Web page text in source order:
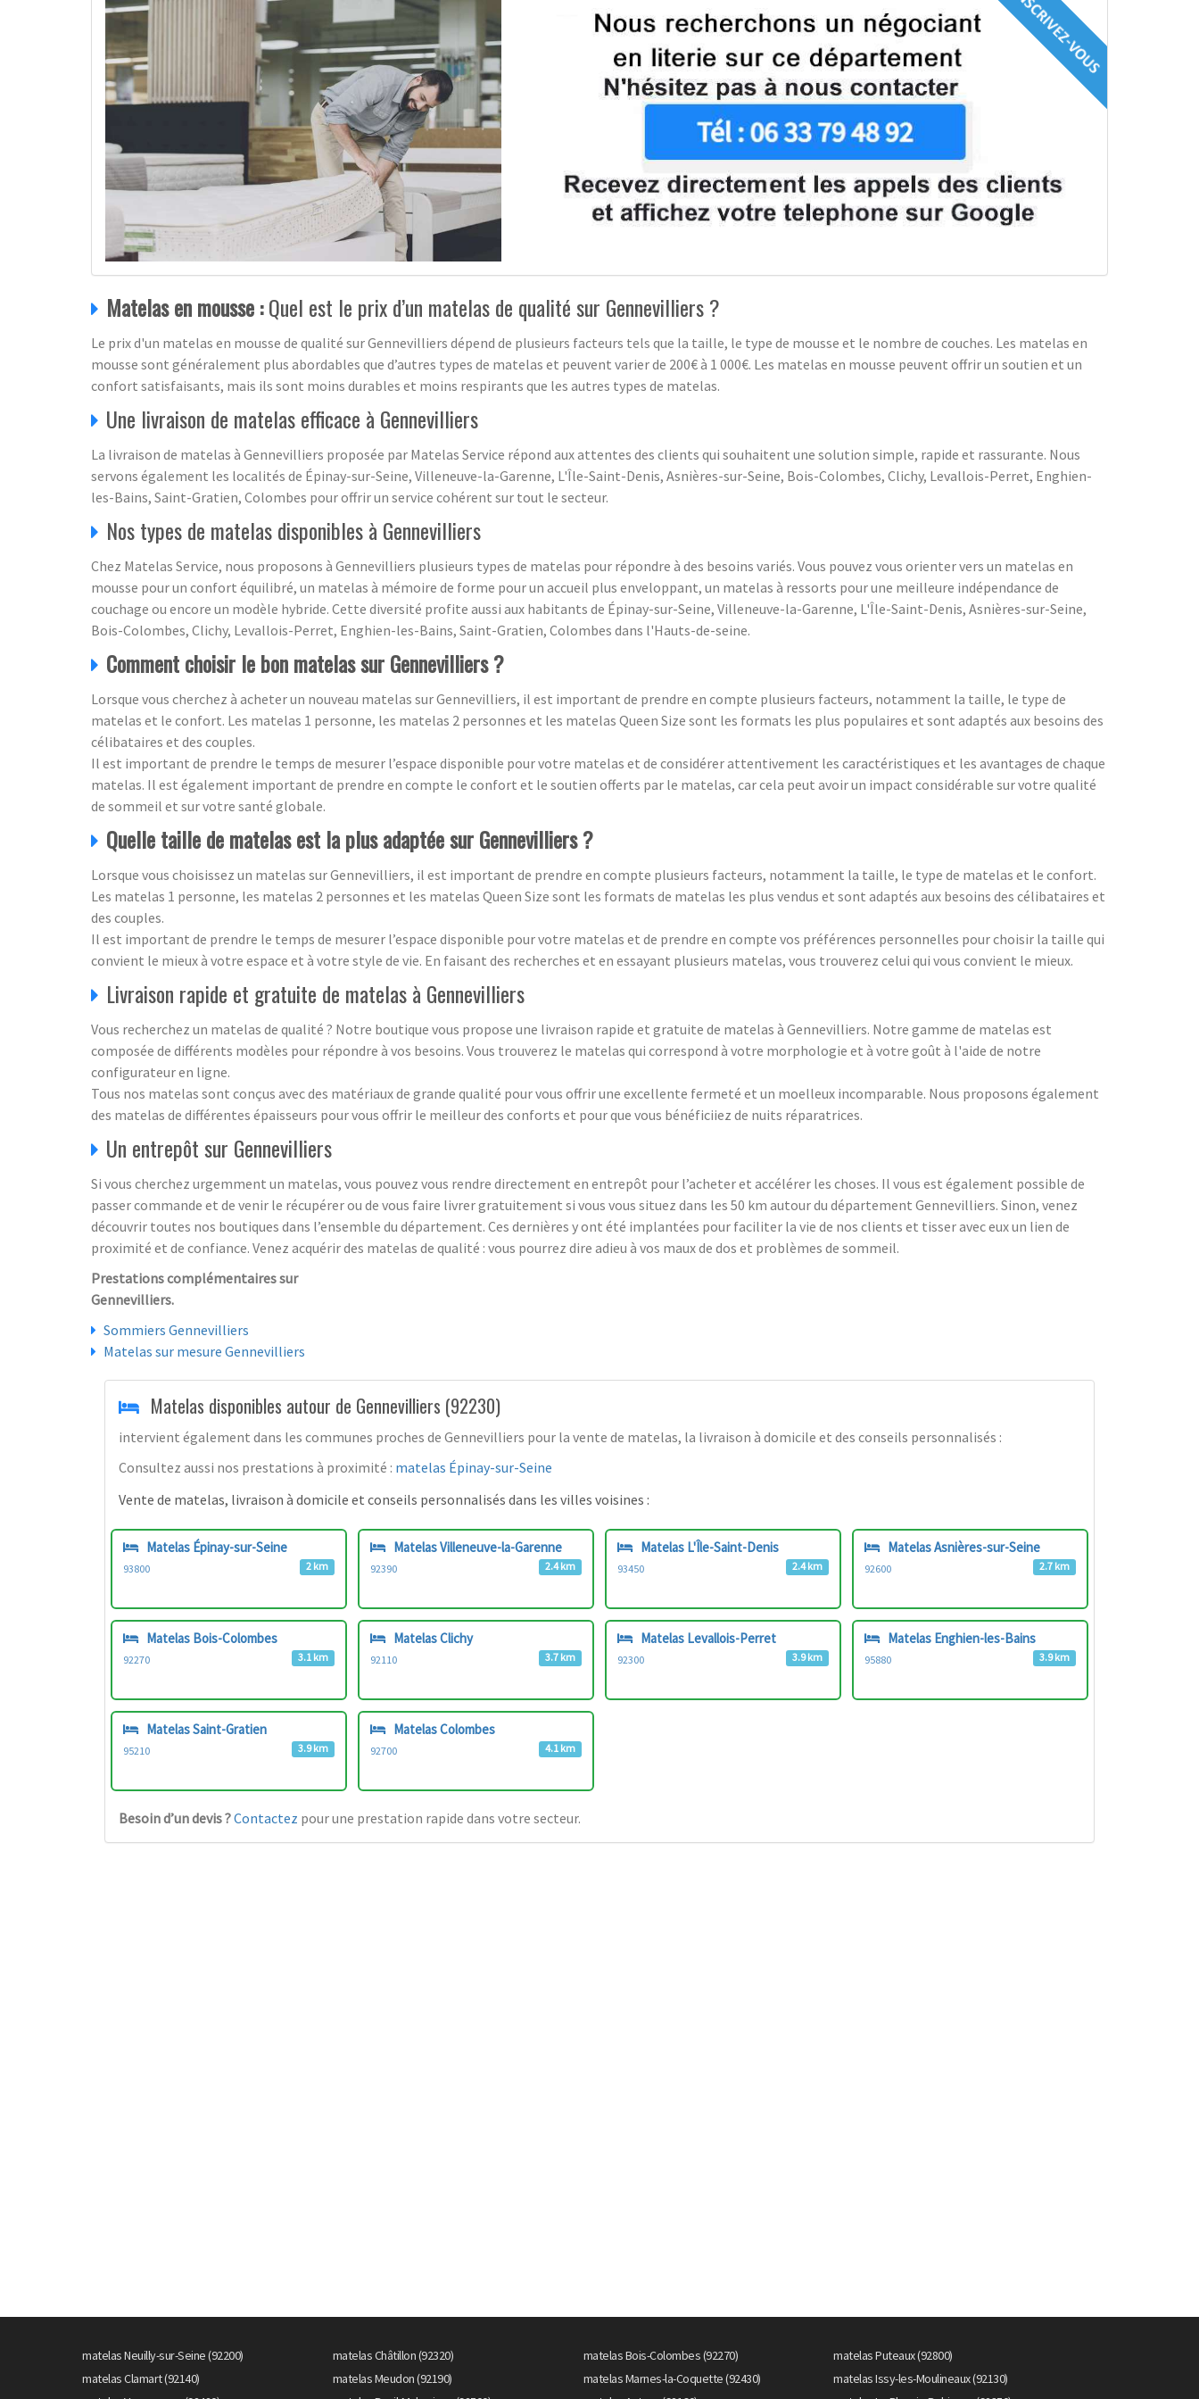
Matelas en mousse :Quel est le prix d’un matelas de qualité sur Gennevilliers ?
Le prix d'un matelas en mousse de qualité sur Gennevilliers dépend de plusieurs facteurs tels que la taille, le type de mousse et le nombre de couches. Les matelas en
mousse sont généralement plus abordables que d’autres types de matelas et peuvent varier de 200€ à 1 000€. Les matelas en mousse peuvent offrir un soutien et un
confort satisfaisants, mais ils sont moins durables et moins respirants que les autres types de matelas.
Une livraison de matelas efficace à Gennevilliers
La livraison de matelas à Gennevilliers proposée par Matelas Service répond aux attentes des clients qui souhaitent une solution simple, rapide et rassurante. Nous
servons également les localités de Épinay-sur-Seine, Villeneuve-la-Garenne, L'Île-Saint-Denis, Asnières-sur-Seine, Bois-Colombes, Clichy, Levallois-Perret, Enghien-
les-Bains, Saint-Gratien, Colombes pour offrir un service cohérent sur tout le secteur.
Nos types de matelas disponibles à Gennevilliers
Chez Matelas Service, nous proposons à Gennevilliers plusieurs types de matelas pour répondre à des besoins variés. Vous pouvez vous orienter vers un matelas en
mousse pour un confort équilibré, un matelas à mémoire de forme pour un accueil plus enveloppant, un matelas à ressorts pour une meilleure indépendance de
couchage ou encore un modèle hybride. Cette diversité profite aussi aux habitants de Épinay-sur-Seine, Villeneuve-la-Garenne, L'Île-Saint-Denis, Asnières-sur-Seine,
Bois-Colombes, Clichy, Levallois-Perret, Enghien-les-Bains, Saint-Gratien, Colombes dans l'Hauts-de-seine.
Comment choisir le bon matelas sur Gennevilliers ?
Lorsque vous cherchez à acheter un nouveau matelas sur Gennevilliers, il est important de prendre en compte plusieurs facteurs, notamment la taille, le type de
matelas et le confort. Les matelas 1 personne, les matelas 2 personnes et les matelas Queen Size sont les formats les plus populaires et sont adaptés aux besoins des
célibataires et des couples.
Il est important de prendre le temps de mesurer l’espace disponible pour votre matelas et de considérer attentivement les caractéristiques et les avantages de chaque
matelas. Il est également important de prendre en compte le confort et le soutien offerts par le matelas, car cela peut avoir un impact considérable sur votre qualité
de sommeil et sur votre santé globale.
Quelle taille de matelas est la plus adaptée sur Gennevilliers ?
Lorsque vous choisissez un matelas sur Gennevilliers, il est important de prendre en compte plusieurs facteurs, notamment la taille, le type de matelas et le confort.
Les matelas 1 personne, les matelas 2 personnes et les matelas Queen Size sont les formats de matelas les plus vendus et sont adaptés aux besoins des célibataires et
des couples.
Il est important de prendre le temps de mesurer l’espace disponible pour votre matelas et de prendre en compte vos préférences personnelles pour choisir la taille qui
convient le mieux à votre espace et à votre style de vie. En faisant des recherches et en essayant plusieurs matelas, vous trouverez celui qui vous convient le mieux.
Livraison rapide et gratuite de matelas à Gennevilliers
Vous recherchez un matelas de qualité ? Notre boutique vous propose une livraison rapide et gratuite de matelas à Gennevilliers. Notre gamme de matelas est
composée de différents modèles pour répondre à vos besoins. Vous trouverez le matelas qui correspond à votre morphologie et à votre goût à l'aide de notre
configurateur en ligne.
Tous nos matelas sont conçus avec des matériaux de grande qualité pour vous offrir une excellente fermeté et un moelleux incomparable. Nous proposons également
des matelas de différentes épaisseurs pour vous offrir le meilleur des conforts et pour que vous bénéficiiez de nuits réparatrices.
Un entrepôt sur Gennevilliers
Si vous cherchez urgemment un matelas, vous pouvez vous rendre directement en entrepôt pour l’acheter et accélérer les choses. Il vous est également possible de
passer commande et de venir le récupérer ou de vous faire livrer gratuitement si vous vous situez dans les 50 km autour du département Gennevilliers. Sinon, venez
découvrir toutes nos boutiques dans l’ensemble du département. Ces dernières y ont été implantées pour faciliter la vie de nos clients et tisser avec eux un lien de
proximité et de confiance. Venez acquérir des matelas de qualité : vous pourrez dire adieu à vos maux de dos et problèmes de sommeil.
Prestations complémentaires sur
Gennevilliers.
Sommiers Gennevilliers
Matelas sur mesure Gennevilliers
Matelas disponibles autour de Gennevilliers (92230)
intervient également dans les communes proches de Gennevilliers pour la vente de matelas, la livraison à domicile et des conseils personnalisés :
Consultez aussi nos prestations à proximité : matelas Épinay-sur-Seine
Vente de matelas, livraison à domicile et conseils personnalisés dans les villes voisines :
Matelas Épinay-sur-Seine
93800 2 km
Matelas Villeneuve-la-Garenne
92390 2.4 km
Matelas L'Île-Saint-Denis
93450 2.4 km
Matelas Asnières-sur-Seine
92600 2.7 km
Matelas Bois-Colombes
92270 3.1 km
Matelas Clichy
92110 3.7 km
Matelas Levallois-Perret
92300 3.9 km
Matelas Enghien-les-Bains
95880 3.9 km
Matelas Saint-Gratien
95210 3.9 km
Matelas Colombes
92700 4.1 km
Besoin d’un devis ?Contactez pour une prestation rapide dans votre secteur.
matelas Neuilly-sur-Seine (92200) matelas Châtillon (92320) matelas Bois-Colombes (92270)
matelas Puteaux (92800)
matelas Clamart (92140)
matelas Meudon (92190) matelas Marnes-la-Coquette (92430)
matelas Issy-les-Moulineaux (92130)